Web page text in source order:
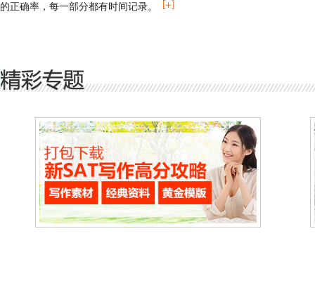
的正确率，每一部分都有时间记录。